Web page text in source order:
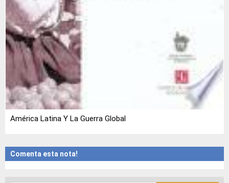
América Latina Y La Guerra Global
Comenta esta nota!